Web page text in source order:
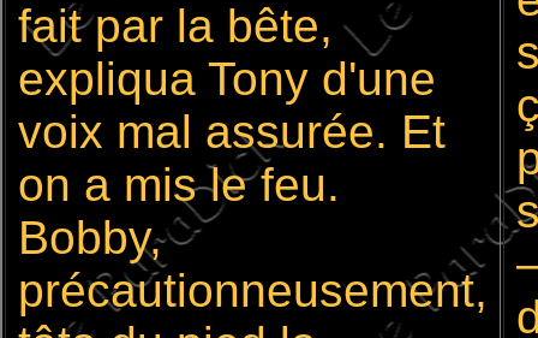
fait par la bête,
expliqua Tony d'une
voix mal assurée. Et
on a mis le feu.
Bobby,
précautionneusement,